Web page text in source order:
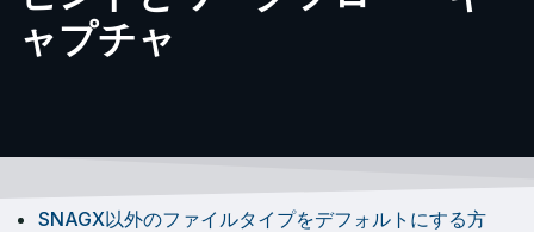
ャプチャ
SNAGX以外のファイルタイプをデフォルトにする方